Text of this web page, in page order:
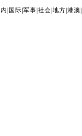
国际 |军事 |社会 |地方 |港澳